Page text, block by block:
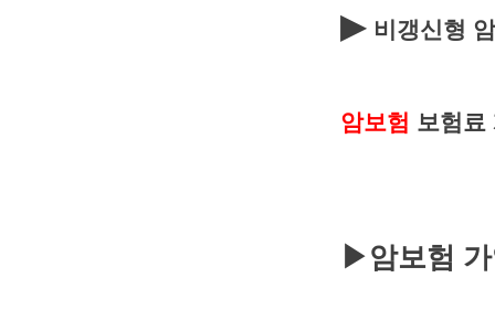
▶ 비갱신형
암보험 보험료
▶암보험